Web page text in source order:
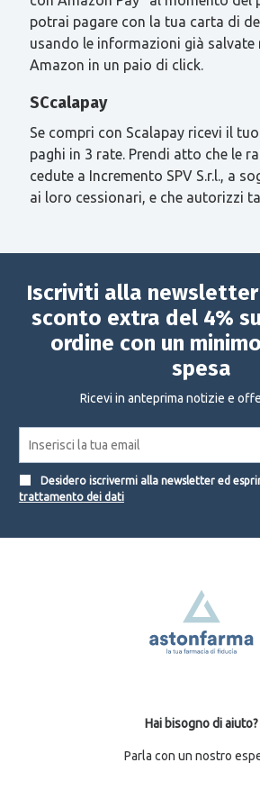
potrai pagare con la tua carta di
usando le informazioni già salvate
Amazon in un paio di click.
SCcalapay
Se compri con Scalapay ricevi il
paghi in 3 rate. Prendi atto che le
cedute a Incremento SPV S.r.l., a
ai loro cessionari, e che autorizzi
Iscriviti alla newsletter
sconto extra del 4%
ordine con un
spesa
Ricevi in anteprima notizie e
Desidero iscrivermi alla newsletter ed
trattamento dei dati
Hai bisogno di aiuto?
Parla con un nostro